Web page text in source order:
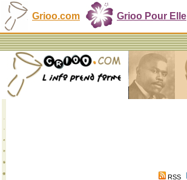
Grioo.com Grioo Pour Elle
RSS